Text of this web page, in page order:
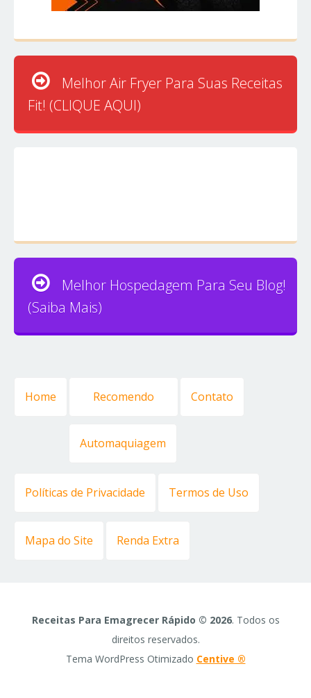
Melhor Air Fryer Para Suas Receitas
Fit! (CLIQUE AQUI)
Melhor Hospedagem Para Seu Blog!
(Saiba Mais)
Home Recomendo
Automaquiagem
Contato
Políticas de Privacidade Termos de Uso
Mapa do Site Renda Extra
Receitas Para Emagrecer Rápido © 2026. Todos os
direitos reservados.
Tema WordPress Otimizado Centive ®